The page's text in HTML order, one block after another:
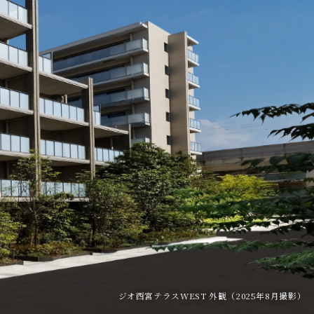
ジオ西宮テラスEAST 外観（2025年8月撮影）
ジオ西宮テラスEAST201号室（2025年8月撮影）
ジオ西宮テラスWEST 外観（2025年8月撮影）